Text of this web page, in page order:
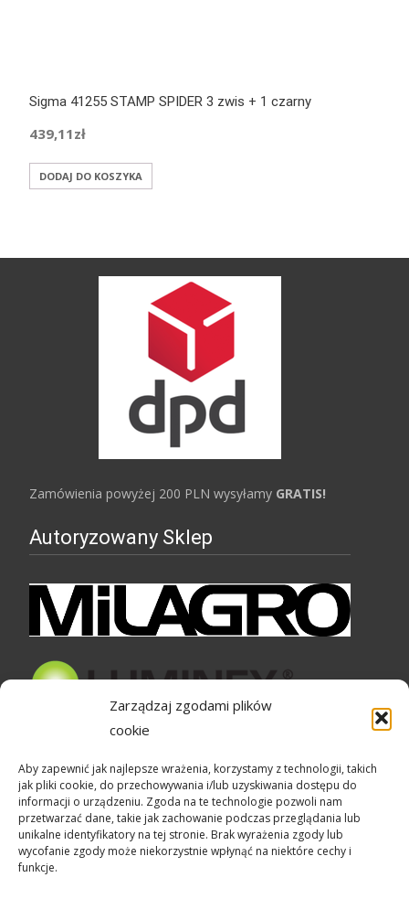
Zarządzaj zgodami plików
cookie
Aby zapewnić jak najlepsze wrażenia, korzystamy z technologii, takich
jak pliki cookie, do przechowywania i/lub uzyskiwania dostępu do
informacji o urządzeniu. Zgoda na te technologie pozwoli nam
przetwarzać dane, takie jak zachowanie podczas przeglądania lub
unikalne identyfikatory na tej stronie. Brak wyrażenia zgody lub
wycofanie zgody może niekorzystnie wpłynąć na niektóre cechy i
funkcje.
Sigma 41255 STAMP SPIDER 3 zwis + 1 czarny
439,11zł
DODAJ DO KOSZYKA
Zamówienia powyżej 200 PLN wysyłamy GRATIS!
Autoryzowany Sklep
Bezpieczne zakupy